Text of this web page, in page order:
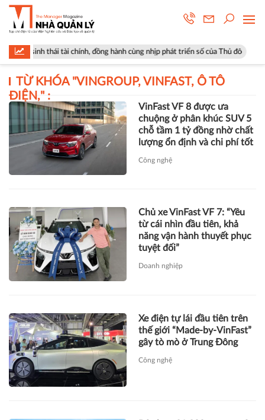
sinh thái tài chính, đồng hành cùng nhịp phát triển số của Thủ đô
TỪ KHÓA "VINGROUP, VINFAST, Ô TÔ
ĐIỆN," :
VinFast VF 8 được ưa
chuộng ở phân khúc SUV 5
chỗ tầm 1 tỷ đồng nhờ chất
lượng ổn định và chi phí tốt
Công nghệ
Chủ xe VinFast VF 7: “Yêu
từ cái nhìn đầu tiên, khả
năng vận hành thuyết phục
tuyệt đối”
Doanh nghiệp
Xe điện tự lái đầu tiên trên
thế giới “Made-by-VinFast”
gây tò mò ở Trung Đông
Công nghệ